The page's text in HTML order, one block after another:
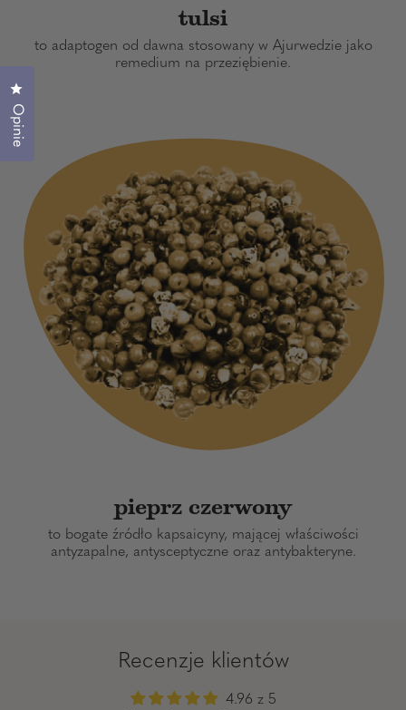
tulsi
to adaptogen od dawna stosowany w Ajurwedzie jako
remedium na przeziębienie.
pieprz czerwony
to bogate źródło kapsaicyny, mającej właściwości
antyzapalne, antysceptyczne oraz antybakteryne.
Recenzje klientów
4.96 z 5
Opinie
Kliknij, aby otworzyć okno dialogowe opinii